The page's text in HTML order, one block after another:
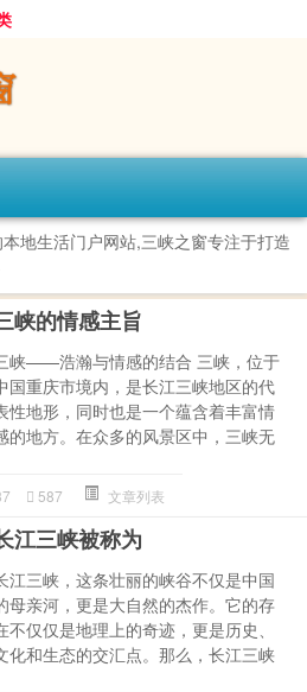
地生活门户网站,三峡之窗专注于打造
峡的情感主旨
峡——浩瀚与情感的结合 三峡，位于
国重庆市境内，是长江三峡地区的代
性地形，同时也是一个蕴含着丰富情
的地方。在众多的风景区中，三峡无
587 文章列表
江三峡被称为
江三峡，这条壮丽的峡谷不仅是中国
母亲河，更是大自然的杰作。它的存
不仅仅是地理上的奇迹，更是历史、
化和生态的交汇点。那么，长江三峡